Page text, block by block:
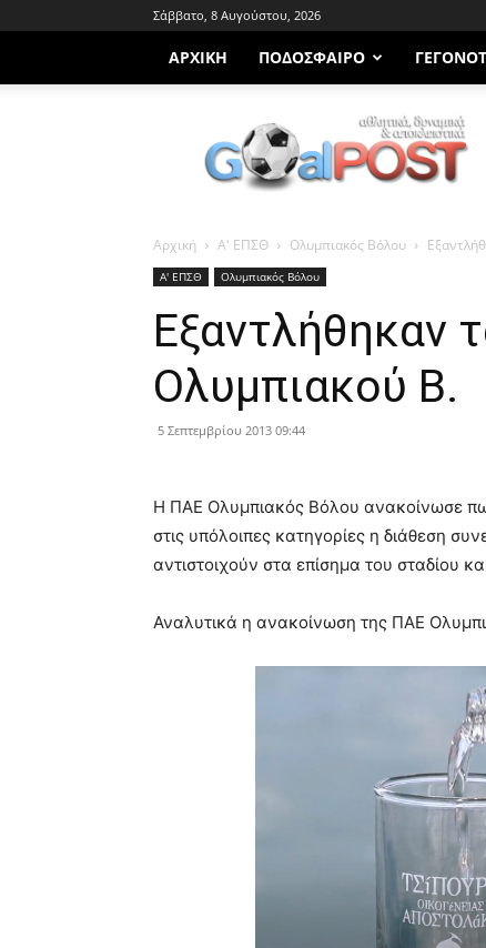
Σάββατο, 8 Αυγούστου, 2026
ΑΡΧΙΚΗ ΠΟΔΌΣΦΑΙΡΟ
Goalpost.gr
Αρχική Α' ΕΠΣΘ Ολυμπιακός Βόλου
Α' ΕΠΣΘ Ολυμπιακός Βόλου
Εξαντλήθηκαν
Ολυμπιακού Β.
5 Σεπτεμβρίου 2013 09:44
Η ΠΑΕ Ολυμπιακός Βόλου ανακοίνωσε
στις υπόλοιπες κατηγορίες η διάθεση
αντιστοιχούν στα επίσημα του σταδίου
Αναλυτικά η ανακοίνωση της ΠΑΕ